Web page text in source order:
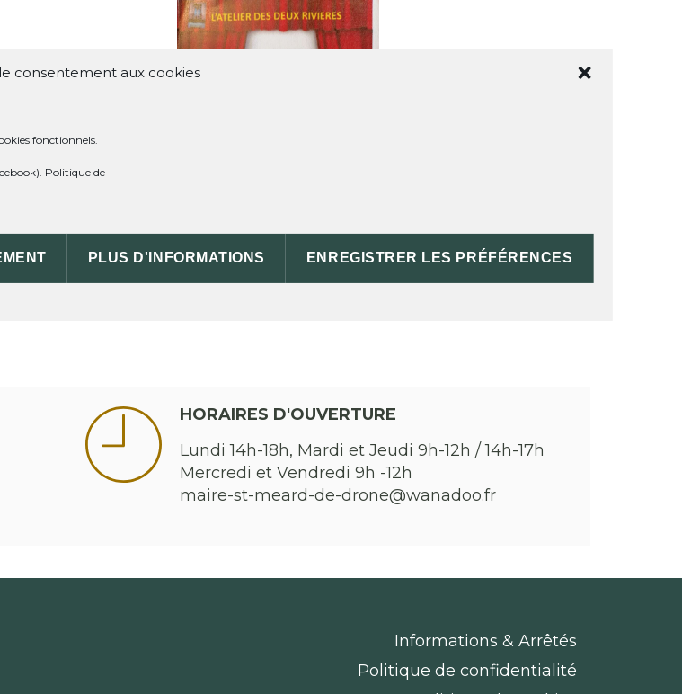
consentement aux cookies
fonctionnels.
Politique de
PLUS D'INFORMATIONS ENREGISTRER LES PRÉFÉRENCES
HORAIRES D'OUVERTURE
Lundi 14h-18h, Mardi et Jeudi 9h-12h / 14h-17h
Mercredi et Vendredi 9h -12h
maire-st-meard-de-drone@wanadoo.fr
Informations & Arrêtés
Politique de confidentialité